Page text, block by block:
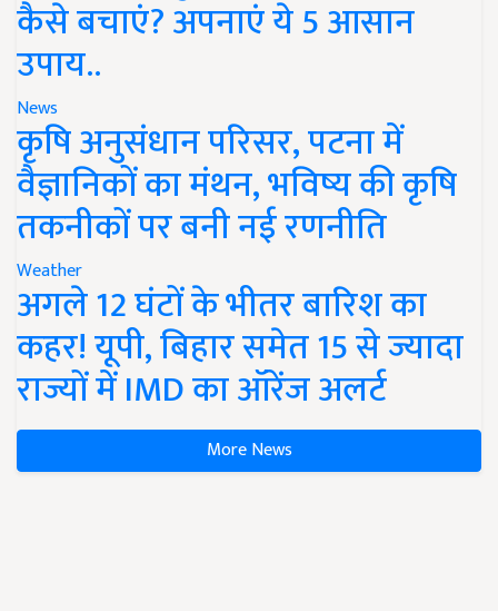
कैसे बचाएं? अपनाएं ये 5 आसान
उपाय..
News
कृषि अनुसंधान परिसर, पटना में
वैज्ञानिकों का मंथन, भविष्य की कृषि
तकनीकों पर बनी नई रणनीति
Weather
अगले 12 घंटों के भीतर बारिश का
कहर! यूपी, बिहार समेत 15 से ज्यादा
राज्यों में IMD का ऑरेंज अलर्ट
More News